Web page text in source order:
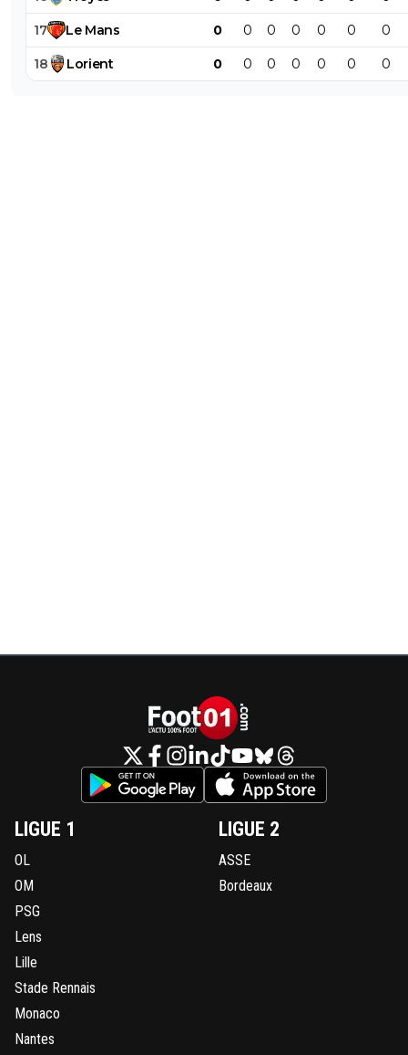
17 Le Mans 0 0 0 0 0 0 0
18 Lorient 0 0 0 0 0 0 0
LIGUE 1
OL
OM
PSG
Lens
Lille
Stade Rennais
Monaco
Nantes
LIGUE 2
ASSE
Bordeaux